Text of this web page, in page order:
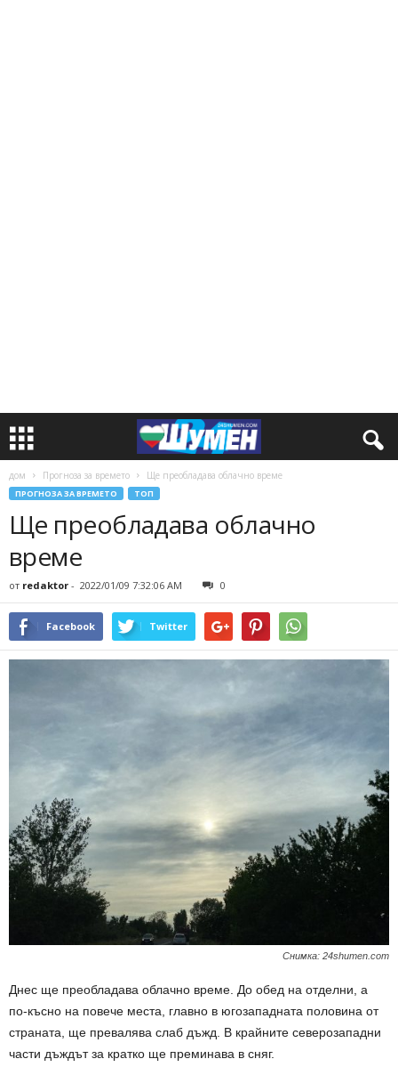
дом Прогноза за времето Ще преобладава облачно време
ПРОГНОЗА ЗА ВРЕМЕТО ТОП
Ще преобладава облачно
време
от redaktor - 2022/01/09 7:32:06 AM 0
Facebook Twitter
Снимка: 24shumen.com
Днес ще преобладава облачно време. До обед на отделни, а
по-късно на повече места, главно в югозападната половина от
страната, ще превалява слаб дъжд. В крайните северозападни
части дъждът за кратко ще преминава в сняг.